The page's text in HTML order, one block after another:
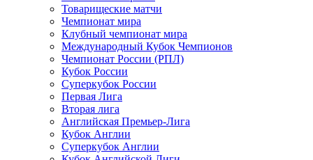
Товарищеские матчи
Чемпионат мира
Клубный чемпионат мира
Международный Кубок Чемпионов
Чемпионат России (РПЛ)
Кубок России
Суперкубок России
Первая Лига
Вторая лига
Английская Премьер-Лига
Кубок Англии
Суперкубок Англии